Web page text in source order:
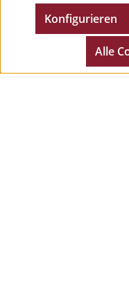
*Preise inkl. MwSt.
Rindchen’s
Konfigurieren
Alle